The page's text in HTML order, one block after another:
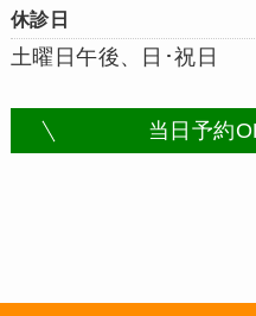
休診日
土曜日午後、日･祝日
当日予約